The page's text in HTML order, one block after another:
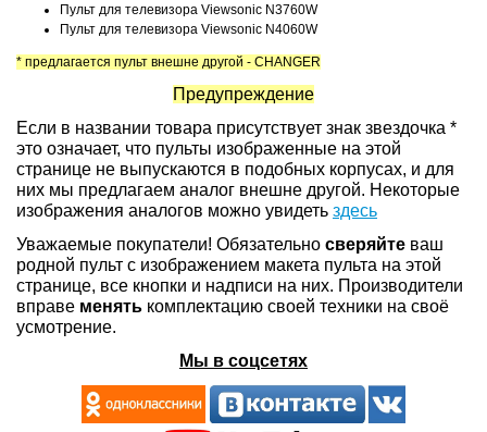
Пульт для телевизора Viewsonic N3760W
Пульт для телевизора Viewsonic N4060W
* предлагается пульт внешне другой - CHANGER
Предупреждение
Если в названии товара присутствует знак звездочка *
это означает, что пульты изображенные на этой
странице не выпускаются в подобных корпусах, и для
них мы предлагаем аналог внешне другой. Некоторые
изображения аналогов можно увидеть здесь
Уважаемые покупатели! Обязательно сверяйте ваш
родной пульт с изображением макета пульта на этой
странице, все кнопки и надписи на них. Производители
вправе менять комплектацию своей техники на своё
усмотрение.
Мы в соцсетях